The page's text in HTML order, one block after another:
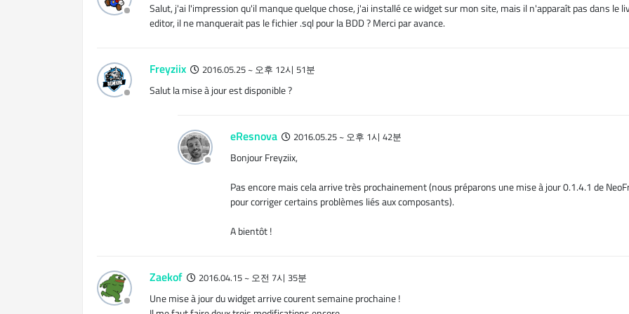
Salut, j'ai l'impression qu'il manque quelque chose, j'ai installé ce widget sur mon site, mais il n'apparaît pas dans le
editor, il ne manquerait pas le fichier .sql pour la BDD ? Merci par avance.
Freyziix 2016.05.25 ~ 오후 12시 51분
Salut la mise à jour est disponible ?
eResnova 2016.05.25 ~ 오후 1시 42분
Bonjour Freyziix,
Pas encore mais cela arrive très prochainement (nous préparons une mise à jour 0.1.4.1 de
pour corriger certains problèmes liés aux composants).
A bientôt !
Zaekof 2016.04.15 ~ 오전 7시 35분
Une mise à jour du widget arrive courent semaine prochaine !